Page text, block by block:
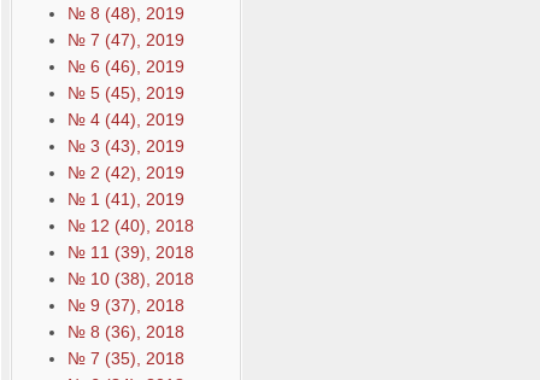
№ 8 (48), 2019
№ 7 (47), 2019
№ 6 (46), 2019
№ 5 (45), 2019
№ 4 (44), 2019
№ 3 (43), 2019
№ 2 (42), 2019
№ 1 (41), 2019
№ 12 (40), 2018
№ 11 (39), 2018
№ 10 (38), 2018
№ 9 (37), 2018
№ 8 (36), 2018
№ 7 (35), 2018